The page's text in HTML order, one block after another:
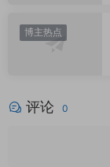
博主热点
评论 0